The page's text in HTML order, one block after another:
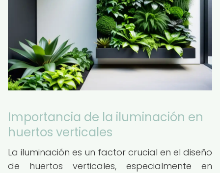
Importancia de la iluminación en
huertos verticales
La iluminación es un factor crucial en el diseño
de huertos verticales, especialmente en